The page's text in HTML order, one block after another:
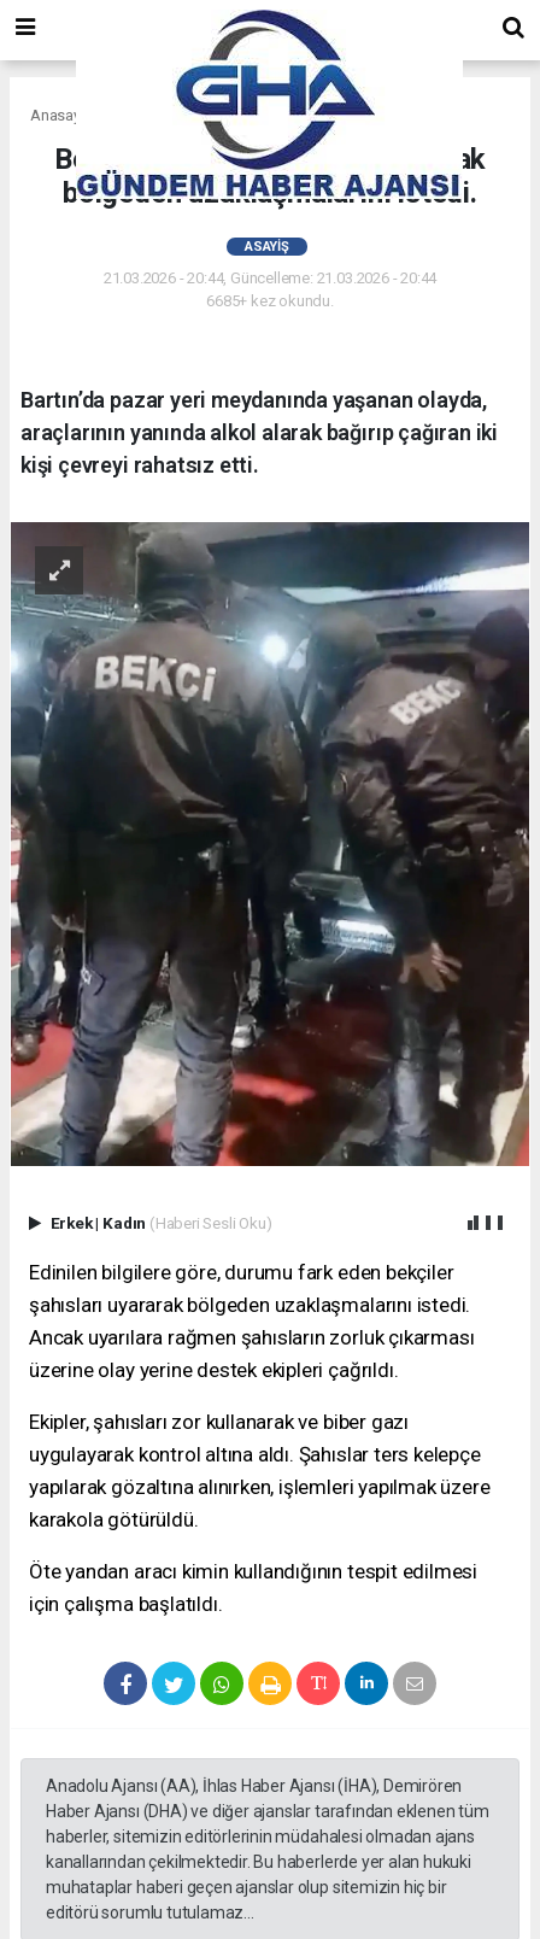
Anasayfa
Bekçiler alkollü şahısları uyararak
bölgeden uzaklaşmalarını istedi.
ASAYIŞ
21.03.2026 - 20:44, Güncelleme: 21.03.2026 - 20:44
6685+ kez okundu.
Bartın’da pazar yeri meydanında yaşanan olayda,
araçlarının yanında alkol alarak bağırıp çağıran iki
kişi çevreyi rahatsız etti.
Erkek| Kadın (Haberi Sesli Oku)
Edinilen bilgilere göre, durumu fark eden bekçiler
şahısları uyararak bölgeden uzaklaşmalarını istedi.
Ancak uyarılara rağmen şahısların zorluk çıkarması
üzerine olay yerine destek ekipleri çağrıldı.
Ekipler, şahısları zor kullanarak ve biber gazı
uygulayarak kontrol altına aldı. Şahıslar ters kelepçe
yapılarak gözaltına alınırken, işlemleri yapılmak üzere
karakola götürüldü.
Öte yandan aracı kimin kullandığının tespit edilmesi
için çalışma başlatıldı.
Anadolu Ajansı (AA), İhlas Haber Ajansı (İHA), Demirören
Haber Ajansı (DHA) ve diğer ajanslar tarafından eklenen tüm
haberler, sitemizin editörlerinin müdahalesi olmadan ajans
kanallarından çekilmektedir. Bu haberlerde yer alan hukuki
muhataplar haberi geçen ajanslar olup sitemizin hiç bir
editörü sorumlu tutulamaz...